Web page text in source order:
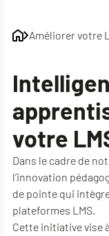
Améliorer votre
votre
Dans le cadre de
l’innovation
de pointe qui
plateformes LMS.
Cette initiative vise